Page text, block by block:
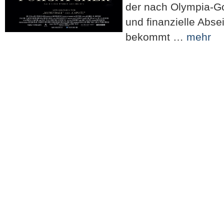
der nach Olympia-
und finanzielle
bekommt … mehr